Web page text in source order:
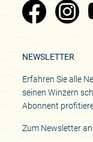
Zu Pinard'sZu
NEWSLETTER
Erfahren Sie alle
seinen Winzern
Abonnent
Zum Newsletter